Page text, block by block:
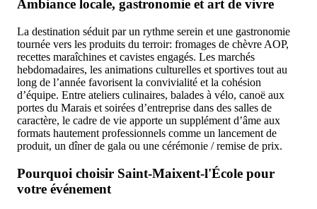
Ambiance locale, gastronomie et art de vivre
La destination séduit par un rythme serein et une gastronomie
tournée vers les produits du terroir: fromages de chèvre AOP,
recettes maraîchines et cavistes engagés. Les marchés
hebdomadaires, les animations culturelles et sportives tout au
long de l’année favorisent la convivialité et la cohésion
d’équipe. Entre ateliers culinaires, balades à vélo, canoë aux
portes du Marais et soirées d’entreprise dans des salles de
caractère, le cadre de vie apporte un supplément d’âme aux
formats hautement professionnels comme un lancement de
produit, un dîner de gala ou une cérémonie / remise de prix.
Pourquoi choisir Saint‑Maixent‑l'École pour
votre événement